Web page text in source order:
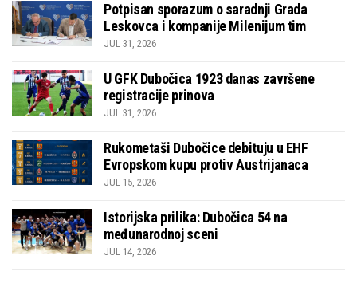
Potpisan sporazum o saradnji Grada
Leskovca i kompanije Milenijum tim
JUL 31, 2026
U GFK Dubočica 1923 danas završene
registracije prinova
JUL 31, 2026
Rukometaši Dubočice debituju u EHF
Evropskom kupu protiv Austrijanaca
JUL 15, 2026
Istorijska prilika: Dubočica 54 na
međunarodnoj sceni
JUL 14, 2026